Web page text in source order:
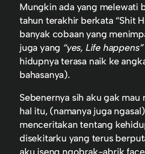
Mungkin ada yang melewati
tahun terakhir berkata “Shit
banyak cobaan yang
juga yang “yes, Life happens”
hidupnya terasa naik ke
bahasanya).
Sebenernya sih aku gak mau
hal itu, (namanya juga
menceritakan tentang
disekitarku yang terus